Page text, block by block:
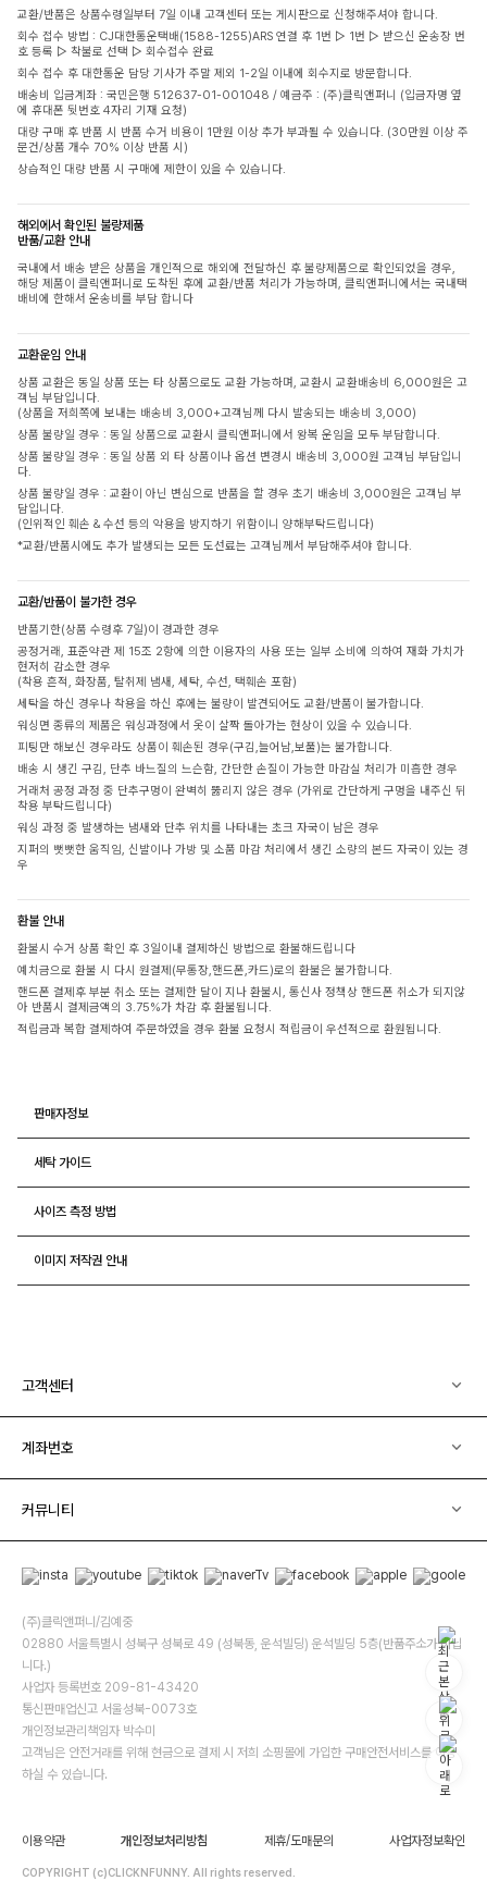
교환/반품은 상품수령일부터 7일 이내 고객센터 또는 게시판으로 신청해주셔야 합니다.
회수 접수 방법 : CJ대한통운택배(1588-1255)ARS 연결 후 1번 ▷ 1번 ▷ 받으신 운송장 번
호 등록 ▷ 착불로 선택 ▷ 회수접수 완료
회수 접수 후 대한통운 담당 기사가 주말 제외 1-2일 이내에 회수지로 방문합니다.
배송비 입금계좌 : 국민은행 512637-01-001048 / 예금주 : (주)클릭앤퍼니 (입금자명 옆
에 휴대폰 뒷번호 4자리 기재 요청)
대량 구매 후 반품 시 반품 수거 비용이 1만원 이상 추가 부과될 수 있습니다. (30만원 이상 주
문건/상품 개수 70% 이상 반품 시)
상습적인 대량 반품 시 구매에 제한이 있을 수 있습니다.
해외에서 확인된 불량제품
반품/교환 안내
국내에서 배송 받은 상품을 개인적으로 해외에 전달하신 후 불량제품으로 확인되었을 경우,
해당 제품이 클릭앤퍼니로 도착된 후에 교환/반품 처리가 가능하며, 클릭앤퍼니에서는 국내택
배비에 한해서 운송비를 부담 합니다
교환운임 안내
상품 교환은 동일 상품 또는 타 상품으로도 교환 가능하며, 교환시 교환배송비 6,000원은 고
객님 부담입니다.
(상품을 저희쪽에 보내는 배송비 3,000+고객님께 다시 발송되는 배송비 3,000)
상품 불량일 경우 : 동일 상품으로 교환시 클릭앤퍼니에서 왕복 운임을 모두 부담합니다.
상품 불량일 경우 : 동일 상품 외 타 상품이나 옵션 변경시 배송비 3,000원 고객님 부담입니
다.
상품 불량일 경우 : 교환이 아닌 변심으로 반품을 할 경우 초기 배송비 3,000원은 고객님 부
담입니다.
(인위적인 훼손 & 수선 등의 악용을 방지하기 위함이니 양해부탁드립니다)
*교환/반품시에도 추가 발생되는 모든 도선료는 고객님께서 부담해주셔야 합니다.
교환/반품이 불가한 경우
반품기한(상품 수령후 7일)이 경과한 경우
공정거래, 표준약관 제 15조 2항에 의한 이용자의 사용 또는 일부 소비에 의하여 재화 가치가
현저히 감소한 경우
(착용 흔적, 화장품, 탈취제 냄새, 세탁, 수선, 택훼손 포함)
세탁을 하신 경우나 착용을 하신 후에는 불량이 발견되어도 교환/반품이 불가합니다.
워싱면 종류의 제품은 워싱과정에서 옷이 살짝 돌아가는 현상이 있을 수 있습니다.
피팅만 해보신 경우라도 상품이 훼손된 경우(구김,늘어남,보풀)는 불가합니다.
배송 시 생긴 구김, 단추 바느질의 느슨함, 간단한 손질이 가능한 마감실 처리가 미흡한 경우
거래처 공정 과정 중 단추구멍이 완벽히 뚫리지 않은 경우 (가위로 간단하게 구멍을 내주신 뒤
착용 부탁드립니다)
워싱 과정 중 발생하는 냄새와 단추 위치를 나타내는 초크 자국이 남은 경우
지퍼의 뻣뻣한 움직임, 신발이나 가방 및 소품 마감 처리에서 생긴 소량의 본드 자국이 있는 경
우
환불 안내
환불시 수거 상품 확인 후 3일이내 결제하신 방법으로 환불해드립니다
예치금으로 환불 시 다시 원결제(무통장,핸드폰,카드)로의 환불은 불가합니다.
핸드폰 결제후 부분 취소 또는 결제한 달이 지나 환불시, 통신사 정책상 핸드폰 취소가 되지않
아 반품시 결제금액의 3.75%가 차감 후 환불됩니다.
적립금과 복합 결제하여 주문하였을 경우 환불 요청시 적립금이 우선적으로 환원됩니다.
판매자정보
세탁 가이드
사이즈 측정 방법
이미지 저작권 안내
고객센터
계좌번호
커뮤니티
(주)클릭앤퍼니/김예중
02880 서울특별시 성북구 성북로 49 (성북동, 운석빌딩) 운석빌딩 5층(반품주소가 아닙
니다.)
사업자 등록번호 209-81-43420
통신판매업신고 서울성북-0073호
개인정보관리책임자 박수미
고객님은 안전거래를 위해 현금으로 결제 시 저희 소핑몰에 가입한 구매안전서비스를 이용
하실 수 있습니다.
이용약관 개인정보처리방침 제휴/도매문의 사업자정보확인
COPYRIGHT (c)CLICKNFUNNY. All rights reserved.